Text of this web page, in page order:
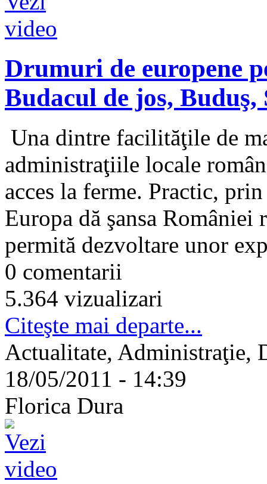
Drumuri de europene
Budacul de jos, Buduş,
Una dintre facilităţile de
administraţiile locale
acces la ferme. Practic,
Europa dă şansa României
permită dezvoltare unor
0 comentarii
5.364 vizualizari
Citeşte mai departe...
Actualitate, Administraţie,
18/05/2011 - 14:39
Florica Dura